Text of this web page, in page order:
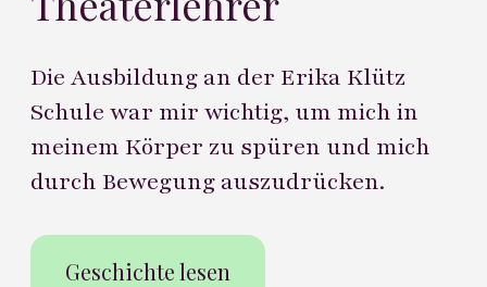
Die Ausbildung an der Erika Klütz
Schule war mir wichtig, um mich in
meinem Körper zu spüren und mich
durch Bewegung auszudrücken.
Geschichte lesen